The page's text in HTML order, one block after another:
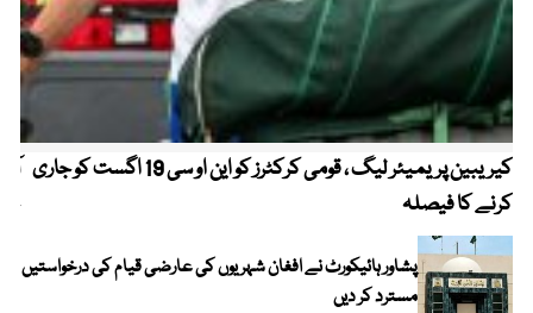
کیریبین پریمیئر لیگ ، قومی کرکٹرز کو این او سی 19 اگست کو جاری
کرنے کا فیصلہ
پشاور ہائیکورٹ نے افغان شہریوں کی عارضی قیام کی درخواستیں
مسترد کر دیں